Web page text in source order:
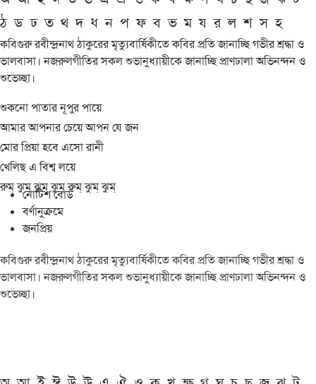
ঠ ড ঢ ত থ দ ধ ন প ফ ব ভ ম য র ল শ স হ
কবিগুরু রবীন্দ্রনাথ ঠাকুরের মৃত্যুবার্ষিকীতে কবির প্রতি জানাচ্ছি গভীর শ্রদ্ধা ও
ভালবাসা। নজরুলগীতির সকল শুভানুধ্যায়ীকে জানাচ্ছি প্রাণঢালা অভিনন্দন ও
শুভেচ্ছা।
শুকনো পাতার নূপুর পায়ে
আমার আপনার চেয়ে আপন যে জন
মোর প্রিয়া হবে এসো রানী
খেলিছ এ বিশ্ব লয়ে
রুম্ ঝুম্ ঝুম্ ঝুম্ রুম্ ঝুম্ ঝুম্
নোটিশ বোর্ড
বর্ণানুক্রমে
জনপ্রিয়
কবিগুরু রবীন্দ্রনাথ ঠাকুরের মৃত্যুবার্ষিকীতে কবির প্রতি জানাচ্ছি গভীর শ্রদ্ধা ও
ভালবাসা। নজরুলগীতির সকল শুভানুধ্যায়ীকে জানাচ্ছি প্রাণঢালা অভিনন্দন ও
শুভেচ্ছা।